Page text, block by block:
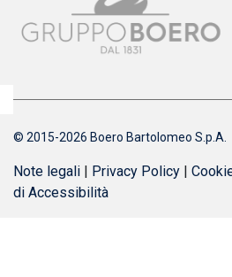
© 2015-2026 Boero Bartolomeo S.p.A.
Note legali | Privacy Policy |
di Accessibilità